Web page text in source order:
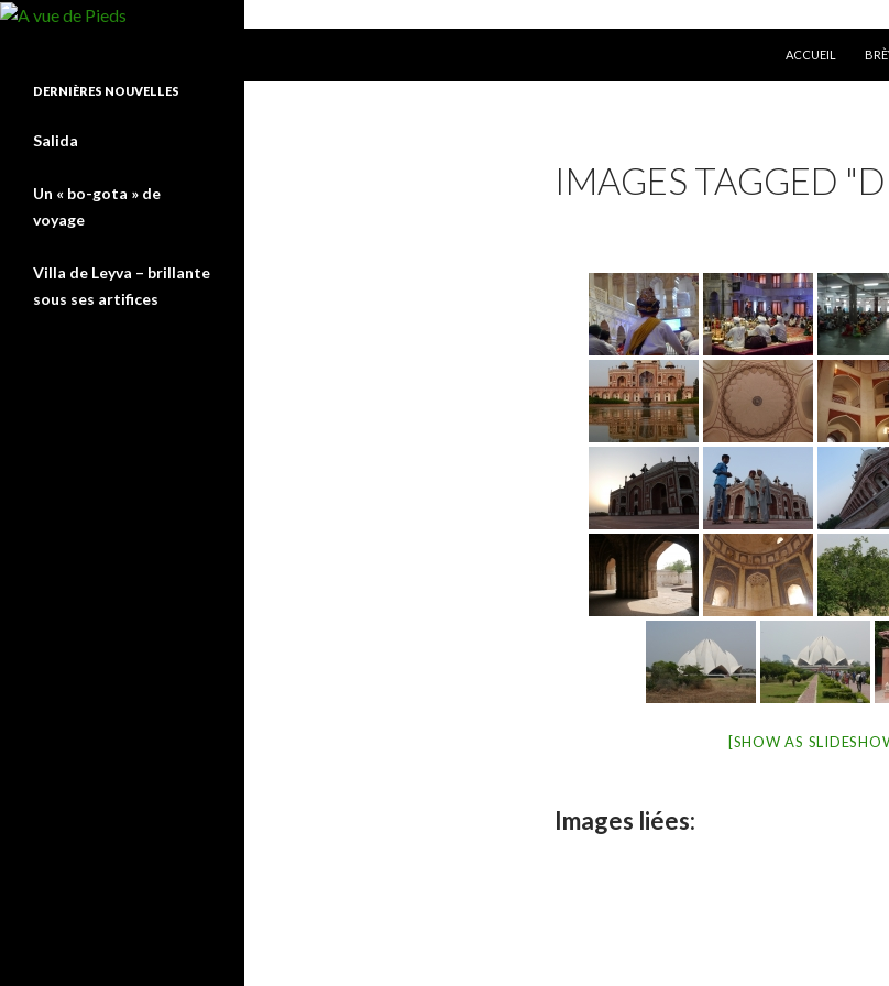
ACCUEIL
IMAGES TAGGED
[SHOW AS
Images liées:
DERNIÈRES NOUVELLES
Salida
Un « bo-gota » de
voyage
Villa de Leyva – brillante
sous ses artifices